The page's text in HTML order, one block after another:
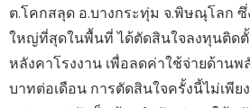
ต.โคกสลุด อ.บางกระทุ่ม จ.พิษณุโลก ซึ่
ใหญ่ที่สุดในพื้นที่ ได้ตัดสินใจลงทุนติด
หลังคาโรงงาน เพื่อลดค่าใช้จ่ายด้าน
บาทต่อเดือน การตัดสินใจครั้งนี้ไม่เพีย